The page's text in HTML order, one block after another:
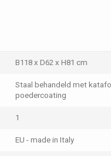
B118 x D62 x H81 cm
Staal behandeld met
poedercoating
1
EU - made in Italy